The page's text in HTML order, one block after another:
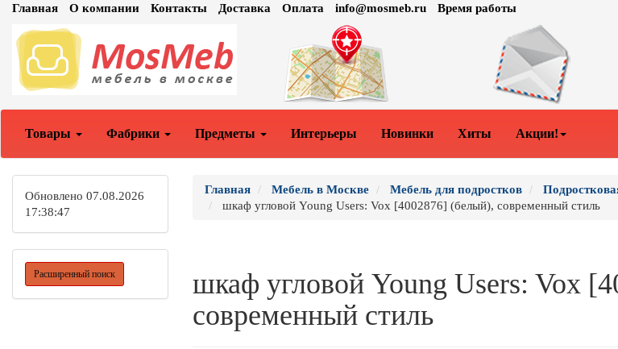
Главная О компании Контакты Доставка Оплата info@mosmeb.ru Время работы
Товары Фабрики Предметы Интерьеры Новинки Хиты Акции!
Обновлено 07.08.2026
17:38:47
Расширенный поиск
Главная Мебель в Москве Мебель для подростков
шкаф угловой Young Users: Vox [4002876] (белый), современный стиль
шкаф угловой Young Users: Vox
современный стиль